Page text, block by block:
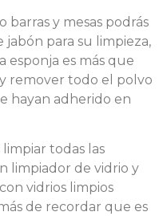
barras y mesas podrás
para su limpieza,
esponja es más que
remover todo el polvo
hayan adherido en
todas las
limpiador de vidrio y
vidrios limpios
de recordar que es